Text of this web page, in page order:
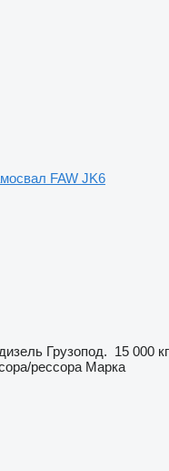
FAW JK6
дизель Грузопод. 15 000 кг
рессора Марка